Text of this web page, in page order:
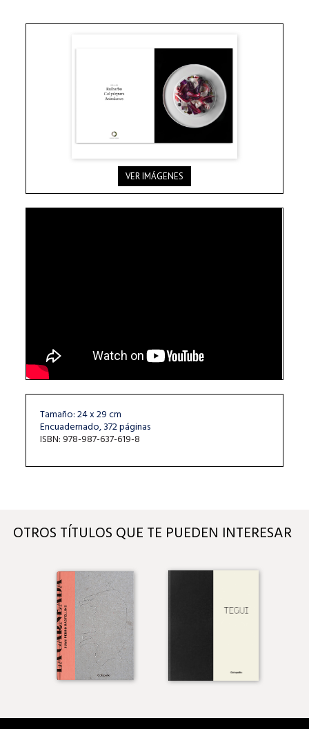
VER IMÁGENES
Tamaño: 24 x 29 cm
Encuadernado, 372 páginas
ISBN: 978-987-637-619-8
OTROS TÍTULOS QUE TE PUEDEN INTERESAR